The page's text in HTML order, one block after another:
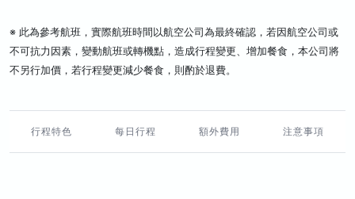
※ 此為參考航班，實際航班時間以航空公司為最終確認，若因航空公司或
不可抗力因素，變動航班或轉機點，造成行程變更、增加餐食，本公司將
不另行加價，若行程變更減少餐食，則酌於退費。
行程特色 每日行程 額外費用 注意事項